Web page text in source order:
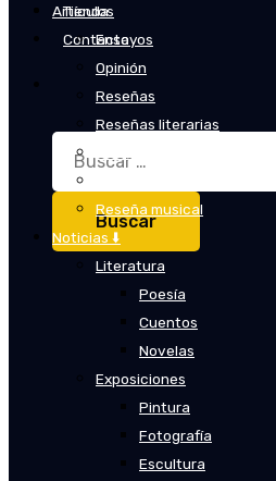
Tienda
Contacto
Buscar:
Artículos
Ensayos
Opinión
Reseñas
Reseñas literarias
Reseña musical
Noticias ⬇️
Literatura
Poesía
Cuentos
Novelas
Exposiciones
Pintura
Fotografía
Escultura